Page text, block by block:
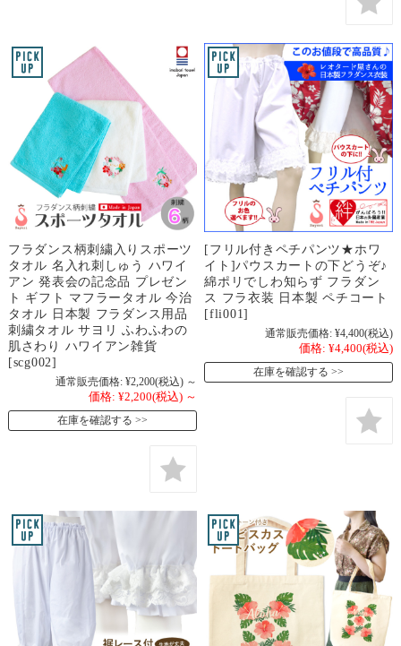
フラダンス柄刺繍入りスポーツ
タオル 名入れ刺しゅう ハワイ
アン 発表会の記念品 プレゼン
ト ギフト マフラータオル 今治
タオル 日本製 フラダンス用品
刺繍タオル サヨリ ふわふわの
肌さわり ハワイアン雑貨
[scg002]
通常販売価格: ¥2,200(税込) ～
価格: ¥2,200(税込) ～
在庫を確認する
[フリル付きペチパンツ★ホワ
イト]パウスカートの下どうぞ♪
綿ポリでしわ知らず フラダン
ス フラ衣装 日本製 ペチコート
[fli001]
通常販売価格: ¥4,400(税込)
価格: ¥4,400(税込)
在庫を確認する